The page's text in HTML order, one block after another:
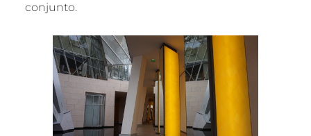
conjunto.